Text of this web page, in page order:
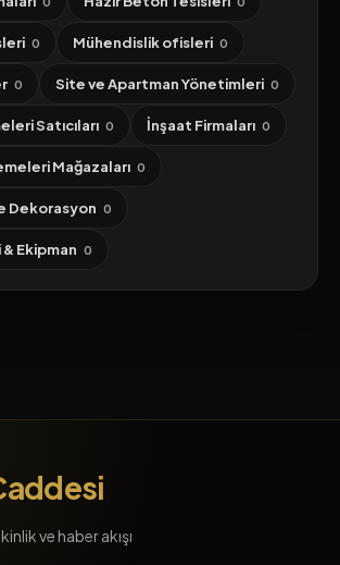
0 Mühendislik ofisleri 0
0 Site ve Apartman Yönetimleri 0
Satıcıları 0 İnşaat Firmaları 0
Mağazaları 0
Dekorasyon 0
Ekipman 0
ve haber akışı